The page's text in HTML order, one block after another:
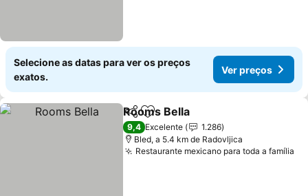
Selecione as datas para ver os preços
exatos.
Ver preços
PartilharAdicionar aos favoritos
Rooms Bella
9,4 Excelente
1.286
Bled, a 5.4 km de Radovljica
Restaurante mexicano para toda a família